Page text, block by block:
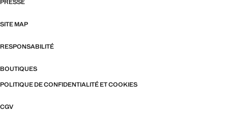
PRESSE
SITE MAP
RESPONSABILITÉ
BOUTIQUES
POLITIQUE DE CONFIDENTIALITÉ ET COOKIES
CGV